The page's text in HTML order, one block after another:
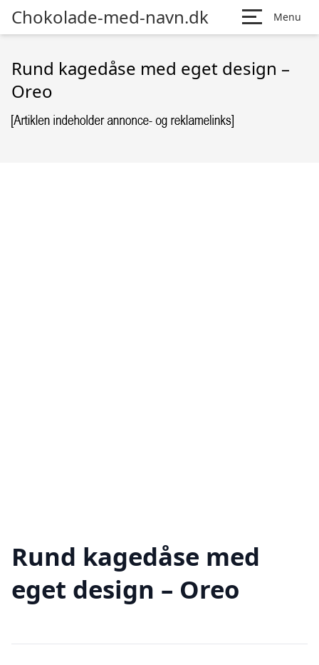
Chokolade-med-navn.dk Menu
Rund kagedåse med eget design –
Oreo
Rund kagedåse med
eget design – Oreo